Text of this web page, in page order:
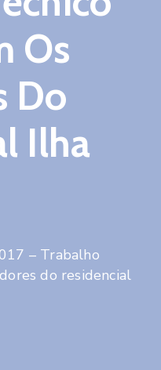
Os
Do
Ilha
– Trabalho
do residencial